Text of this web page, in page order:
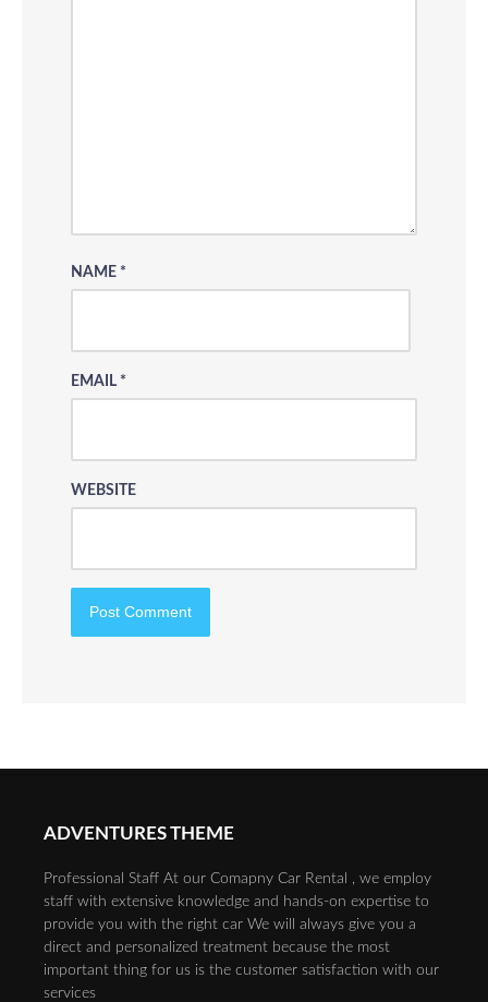
NAME *
EMAIL *
WEBSITE
ADVENTURES THEME
Professional Staff At our Comapny Car Rental , we employ
staff with extensive knowledge and hands-on expertise to
provide you with the right car We will always give you a
direct and personalized treatment because the most
important thing for us is the customer satisfaction with our
services